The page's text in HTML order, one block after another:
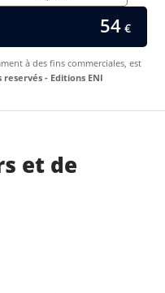
54€
à des fins commerciales, est
reservés - Editions ENI
et de